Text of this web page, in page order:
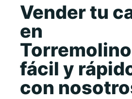
Vender tu
en
fácil y
con